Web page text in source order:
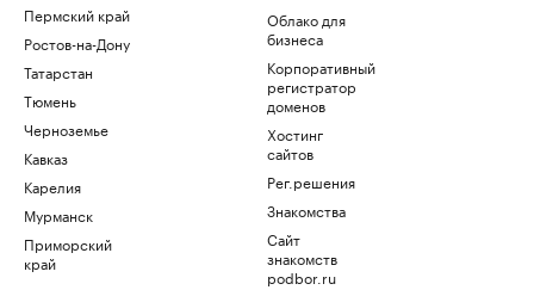
Пермский край
Ростов-на-Дону
Татарстан
Тюмень
Черноземье
Кавказ
Карелия
Мурманск
Приморский
край
Облако для
бизнеса
Корпоративный
регистратор
доменов
Хостинг
сайтов
Рег.решения
Знакомства
Сайт
знакомств
podbor.ru